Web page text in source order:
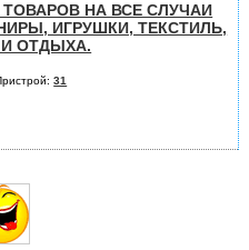
НА ВСЕ СЛУЧАИ
ИГРУШКИ, ТЕКСТИЛЬ,
ОТДЫХА.
31